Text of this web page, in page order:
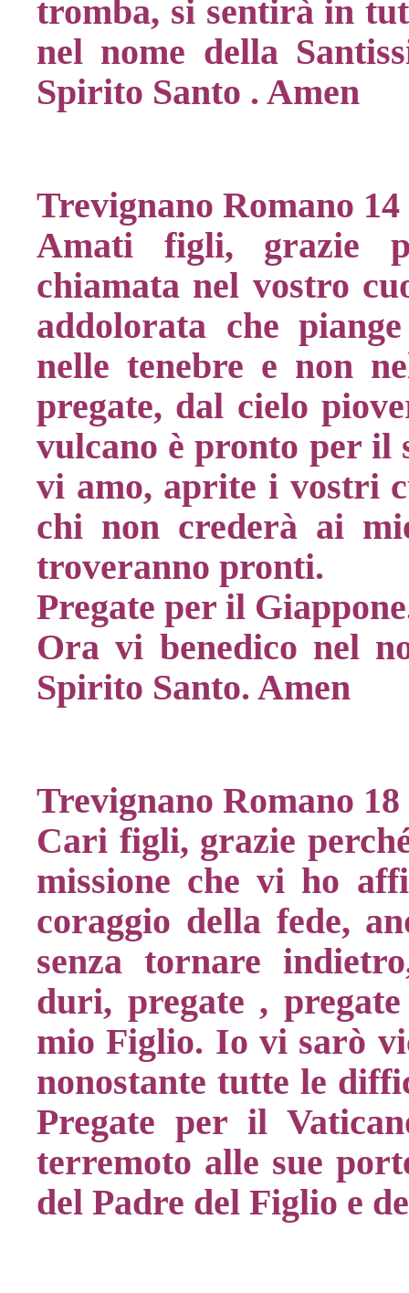
tromba, si sentirà in
nel nome della
Spirito Santo . Amen
Trevignano Romano
Amati figli, grazie
chiamata nel vostro
addolorata che
nelle tenebre e non
pregate, dal cielo
vulcano è pronto per il
vi amo, aprite i vostri
chi non crederà ai
troveranno pronti.
Pregate per il
Ora vi benedico nel
Spirito Santo. Amen​
Trevignano Romano
Cari figli, grazie
missione che vi ho
coraggio della fede,
senza tornare
duri, pregate ,
mio Figlio. Io vi sarò
nonostante tutte le
Pregate per il
terremoto alle sue
del Padre del Figlio e